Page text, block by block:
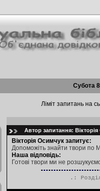
Субота
Ліміт запитань на
Автор запитання:
Вікторія Осимчук запитує:
Допоможіть знайти твори по
Наша відповідь:
Готові твори ми не
.: